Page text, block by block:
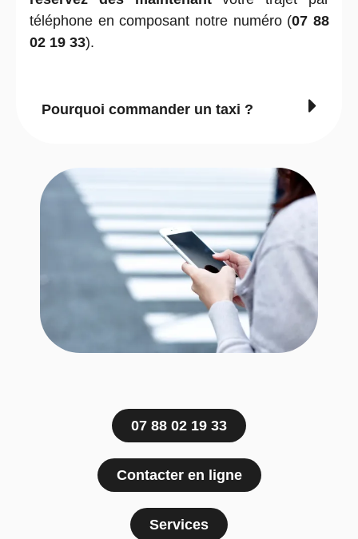
téléphone en composant notre numéro (07 88
02 19 33).
Pourquoi commander un taxi ?
07 88 02 19 33
Contacter en ligne
Services